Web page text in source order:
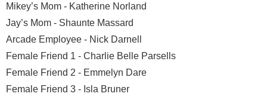
Mikey’s Mom - Katherine Norland
Jay’s Mom - Shaunte Massard
Arcade Employee - Nick Darnell
Female Friend 1 - Charlie Belle Parsells
Female Friend 2 - Emmelyn Dare
Female Friend 3 - Isla Bruner